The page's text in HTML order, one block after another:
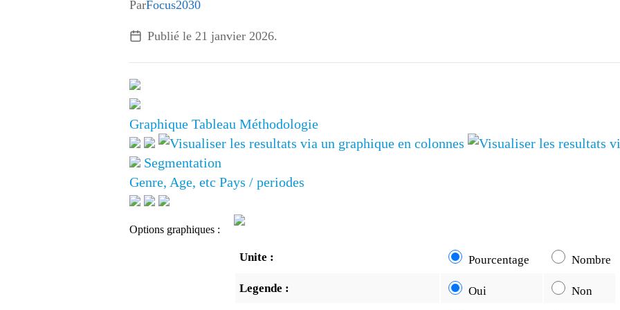
ParFocus2030
Publié le 21 janvier 2026.
Graphique Tableau Méthodologie
Segmentation
Genre, Age, etc Pays / periodes
Options graphiques :
Unite : Pourcentage Nombre
Legende : Oui Non